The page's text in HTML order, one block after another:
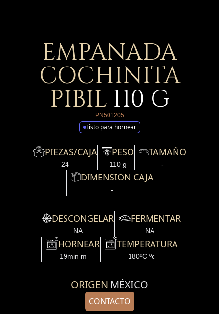
EMPANADA
COCHINITA
PIBIL 110 G
PN501205
Listo para hornear
PIEZAS/CAJA
24
PESO
110 g
TAMAÑO
-
DIMENSION CAJA
-
DESCONGELAR
NA
FERMENTAR
NA
HORNEAR
19min m
TEMPERATURA
180ºC ºc
ORIGEN MÉXICO
CONTACTO